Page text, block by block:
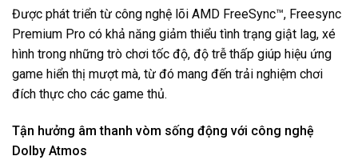
Được phát triển từ công nghệ lõi AMD FreeSync™, Freesync
Premium Pro có khả năng giảm thiểu tình trạng giật lag, xé
hình trong những trò chơi tốc độ, độ trễ thấp giúp hiệu ứng
game hiển thị mượt mà, từ đó mang đến trải nghiệm chơi
đích thực cho các game thủ.
Tận hưởng âm thanh vòm sống động với công nghệ
Dolby Atmos